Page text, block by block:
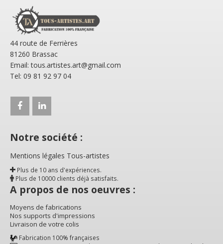
44 route de Ferrières
81260 Brassac
Email: tous.artistes.art@gmail.com
Tel: 09 81 92 97 04
Notre société :
Mentions légales Tous-artistes
Plus de 10 ans d'expériences.
Plus de 10000 clients déjà satisfaits.
A propos de nos oeuvres :
Moyens de fabrications
Nos supports d'impressions
Livraison de votre colis
Fabrication 100% françaises